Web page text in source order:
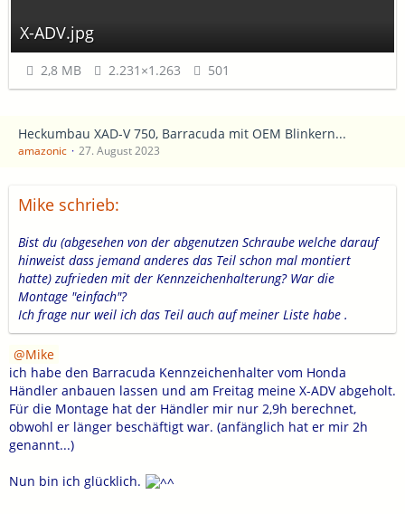
X-ADV.jpg
2,8 MB 2.231×1.263 501
Heckumbau XAD-V 750, Barracuda mit OEM Blinkern...
amazonic 27. August 2023
Mike schrieb:
Bist du (abgesehen von der abgenutzen Schraube welche darauf
hinweist dass jemand anderes das Teil schon mal montiert
hatte) zufrieden mit der Kennzeichenhalterung? War die
Montage "einfach"?
Ich frage nur weil ich das Teil auch auf meiner Liste habe .
Mike
ich habe den Barracuda Kennzeichenhalter vom Honda
Händler anbauen lassen und am Freitag meine X-ADV abgeholt.
Für die Montage hat der Händler mir nur 2,9h berechnet,
obwohl er länger beschäftigt war. (anfänglich hat er mir 2h
genannt...)
Nun bin ich glücklich.